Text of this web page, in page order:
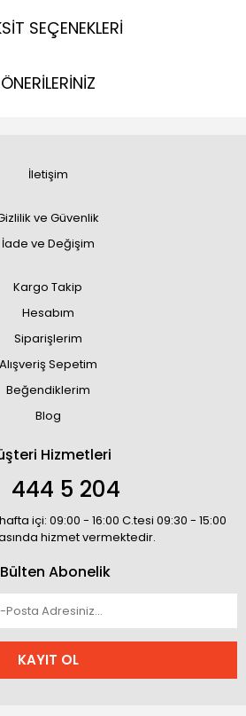
SEÇENEKLERİ
ÖNERİLERİNİZ
İletişim
ve Güvenlik
İade ve Değişim
Kargo Takip
Hesabım
Siparişlerim
Alışveriş Sepetim
Beğendiklerim
Blog
Hizmetleri
444 5 204
içi: 09:00 - 16:00 C.tesi 09:30 - 15:00
hizmet vermektedir.
Abonelik
KAYIT OL